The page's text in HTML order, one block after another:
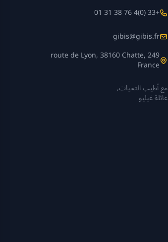
+33 (0)4 76 38 31 01
gibis@gibis.fr
249 route de Lyon, 38160 Chatte,
France
مع أطيب التحيات,
عائلة غيليو